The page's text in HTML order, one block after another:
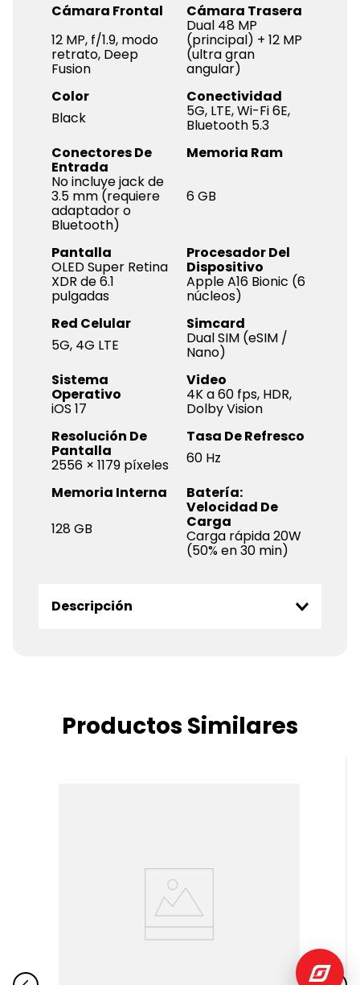
Cámara Frontal
12 MP, f/1.9, modo
retrato, Deep
Fusion
Cámara Trasera
Dual 48 MP
(principal) + 12 MP
(ultra gran
angular)
Color
Black
Conectividad
5G, LTE, Wi-Fi 6E,
Bluetooth 5.3
Conectores De
Entrada
No incluye jack de
3.5 mm (requiere
adaptador o
Bluetooth)
Memoria Ram
6 GB
Pantalla
OLED Super Retina
XDR de 6.1
pulgadas
Procesador Del
Dispositivo
Apple A16 Bionic (6
núcleos)
Red Celular
5G, 4G LTE
Simcard
Dual SIM (eSIM /
Nano)
Sistema
Operativo
iOS 17
Video
4K a 60 fps, HDR,
Dolby Vision
Resolución De
Pantalla
2556 × 1179 píxeles
Tasa De Refresco
60 Hz
Memoria Interna
128 GB
Batería:
Velocidad De
Carga
Carga rápida 20W
(50% en 30 min)
Descripción
Productos Similares